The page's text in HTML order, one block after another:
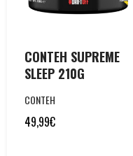
CONTEH SUPREME
SLEEP 210G
CONTEH
49,99€